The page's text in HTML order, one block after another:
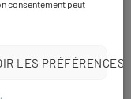
consentement peut
LES PRÉFÉRENCES